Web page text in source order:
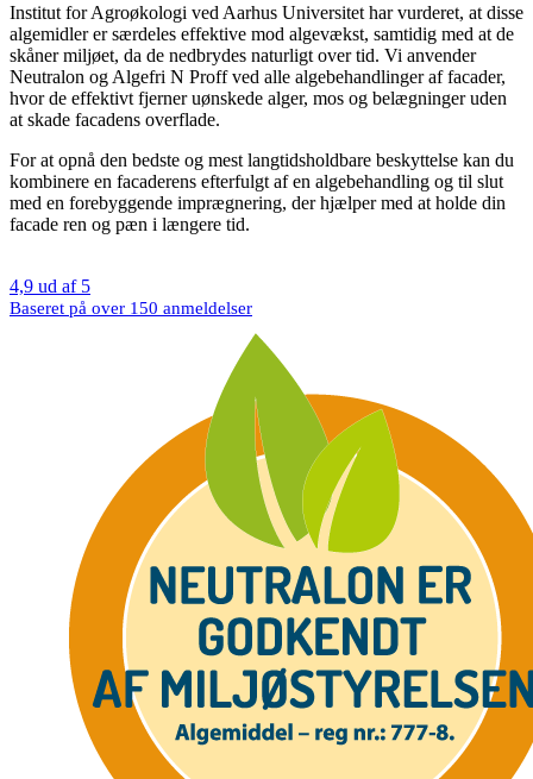
Institut for Agroøkologi ved Aarhus Universitet har vurderet, at disse
algemidler er særdeles effektive mod algevækst, samtidig med at de
skåner miljøet, da de nedbrydes naturligt over tid. Vi anvender
Neutralon og Algefri N Proff ved alle algebehandlinger af facader,
hvor de effektivt fjerner uønskede alger, mos og belægninger uden
at skade facadens overflade.
For at opnå den bedste og mest langtidsholdbare beskyttelse kan du
kombinere en facaderens efterfulgt af en algebehandling og til slut
med en forebyggende imprægnering, der hjælper med at holde din
facade ren og pæn i længere tid.
4,9 ud af 5
Baseret på over 150 anmeldelser